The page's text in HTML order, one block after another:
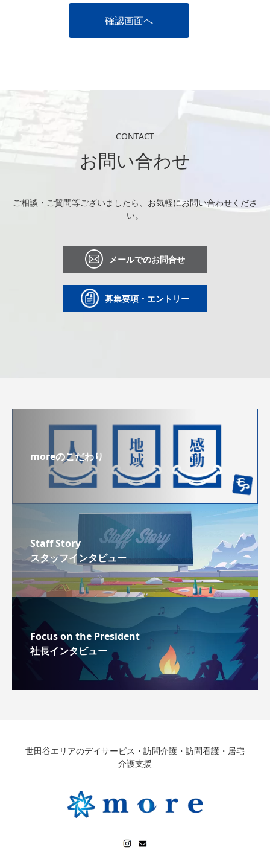
CONTACT
お問い合わせ
ご相談・ご質問等ございましたら、お気軽にお問い合わせくださ
い。
メールでのお問合せ
募集要項・エントリー
moreのこだわり
Staff Story
スタッフインタビュー
Focus on the President
社長インタビュー
世田谷エリアのデイサービス・訪問介護・訪問看護・居宅
介護支援